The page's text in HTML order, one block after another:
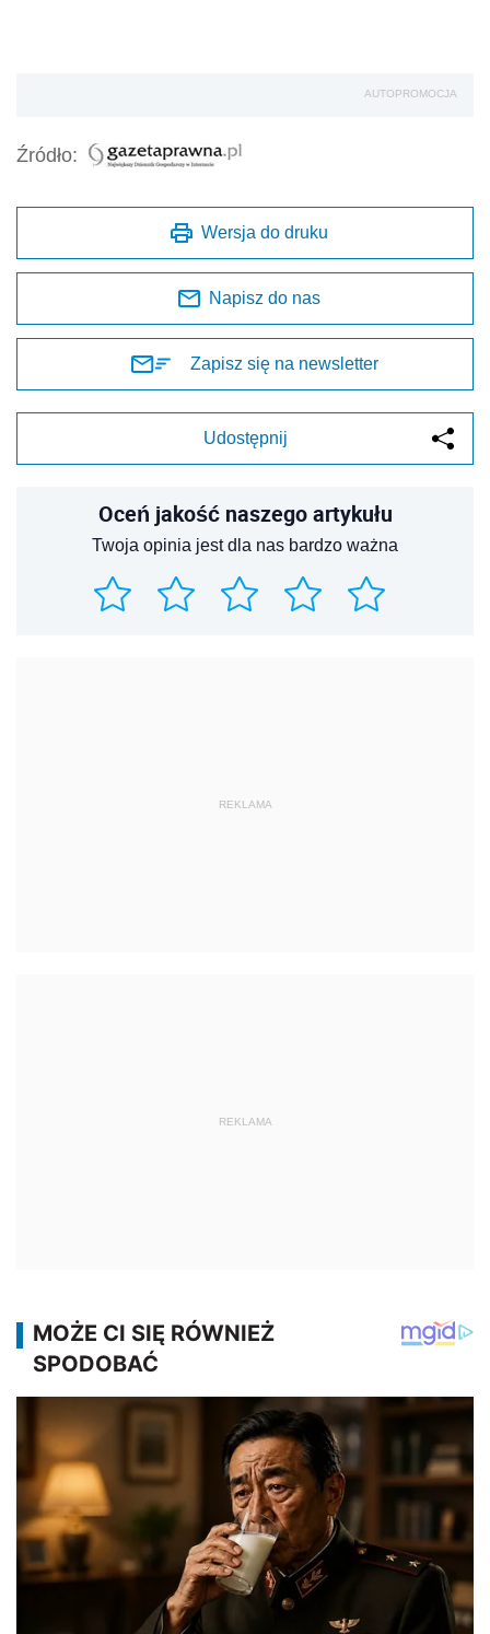
AUTOPROMOCJA
Źródło:
Wersja do druku
Napisz do nas
Zapisz się na newsletter
Udostępnij
Oceń jakość naszego artykułu
Twoja opinia jest dla nas bardzo ważna
REKLAMA
REKLAMA